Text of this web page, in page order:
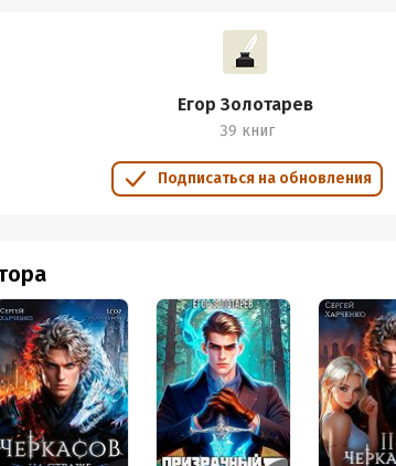
Егор Золотарев
39 книг
Подписаться на обновления